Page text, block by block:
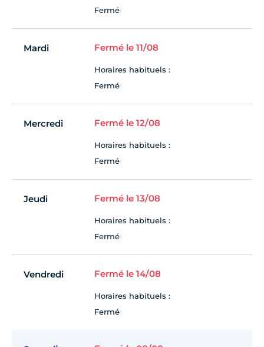
Fermé
Mardi Fermé le 11/08
Horaires habituels :
Fermé
Mercredi Fermé le 12/08
Horaires habituels :
Fermé
Jeudi Fermé le 13/08
Horaires habituels :
Fermé
Vendredi Fermé le 14/08
Horaires habituels :
Fermé